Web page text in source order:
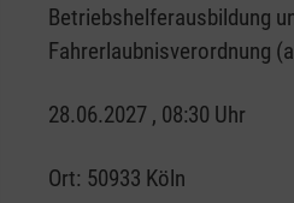
Betriebshelferausbildung
Fahrerlaubnisverordnung
28.06.2027 , 08:30 Uhr
Ort: 50933 Köln